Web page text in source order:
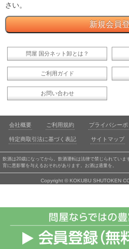
さい。
問屋 国分ネット卸とは？
ご利用ガイド
お問い合わせ
会社概要 ご利用規約 プライバシーポ
特定商取引法に基づく表記 サイトマップ
飲酒は20歳になってから。飲酒運転は法律で禁じられてい
育に悪影響を与えるおそれがあります。お酒は適量を。
Copyright © KOKUBU SHUTOKEN